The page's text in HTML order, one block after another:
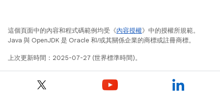
這個頁面中的內容和程式碼範例均受《內容授權》中的授權所規範。
Java 與 OpenJDK 是 Oracle 和/或其關係企業的商標或註冊商標。
上次更新時間：2025-07-27 (世界標準時間)。